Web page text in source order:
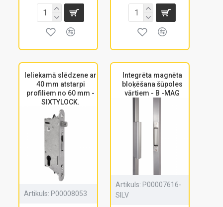
Ieliekamā slēdzene ar
40 mm atstarpi
profiliem no 60 mm -
SIXTYLOCK.
Artikuls: P00008053
Integrēta magnēta
bloķēšana šūpoles
vārtiem - B -MAG
Artikuls: P00007616-
SILV